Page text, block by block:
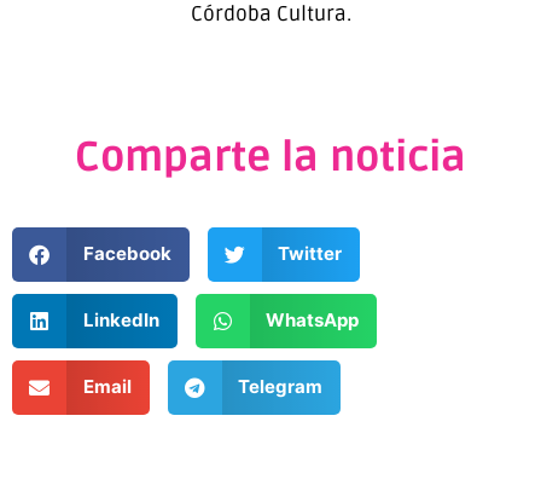
Córdoba Cultura.
Comparte la noticia
Facebook Twitter
LinkedIn WhatsApp
Email Telegram